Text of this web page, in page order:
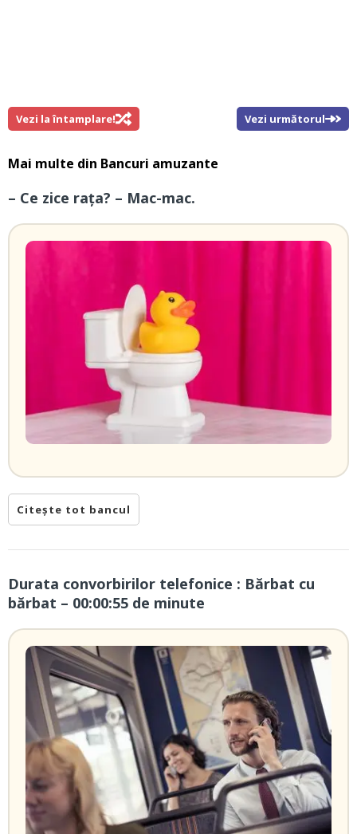
Vezi la întamplare! Vezi următorul
Mai multe din Bancuri amuzante
– Ce zice rața? – Mac-mac.
Citește tot bancul
Durata convorbirilor telefonice : Bărbat cu
bărbat – 00:00:55 de minute